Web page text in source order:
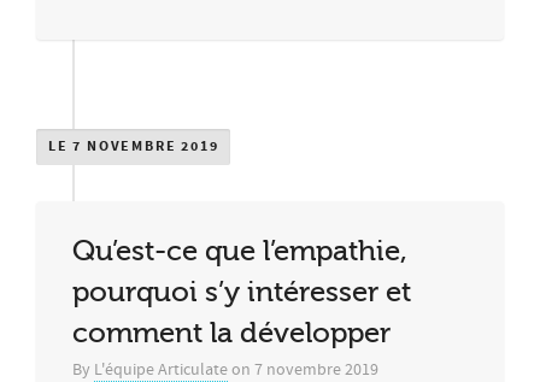
LE 7 NOVEMBRE 2019
Qu’est-ce que l’empathie,
pourquoi s’y intéresser et
comment la développer
By L'équipe Articulateon 7 novembre 2019